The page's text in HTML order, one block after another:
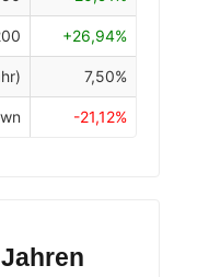
+26,94%
7,50%
-21,12%